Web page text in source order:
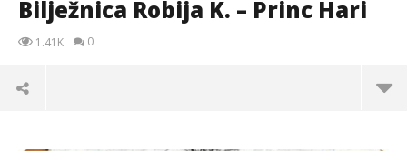
Bilježnica Robija K. – Princ Hari
1.41K 0